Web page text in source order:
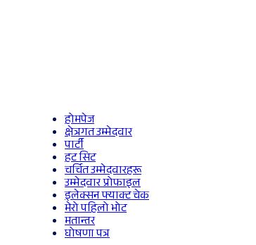
होमपेज
क्षेत्रगत उम्मेदवार
पार्टी
हट सिट
चर्चित उम्मेदवारहरू
उम्मेदवार प्रोफाइल
इलेक्सन फ्याक्ट चेक
मेरो पहिलो भोट
मतान्तर
घोषणा पत्र